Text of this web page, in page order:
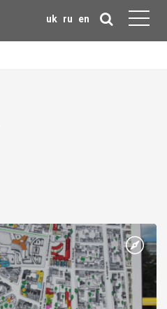
uk ru en